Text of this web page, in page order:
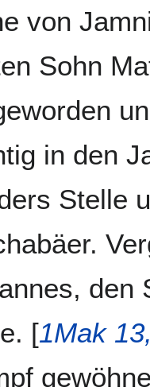
von
Sohn
in den
Stelle
den
[1Mak